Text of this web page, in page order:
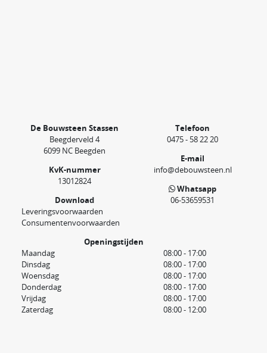
De Bouwsteen Stassen
Beegderveld 4
6099 NC Beegden
KvK-nummer
13012824
Download
Leveringsvoorwaarden
Consumentenvoorwaarden
Telefoon
0475 - 58 22 20
E-mail
info@debouwsteen.nl
Whatsapp
06-53659531
Openingstijden
Maandag
08:00 - 17:00
Dinsdag
08:00 - 17:00
Woensdag
08:00 - 17:00
Donderdag
08:00 - 17:00
Vrijdag
08:00 - 17:00
Zaterdag
08:00 - 12:00